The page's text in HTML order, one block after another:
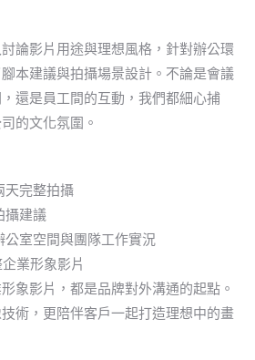
論影片用途與理想風格，針對辦公環
本建議與拍攝場景設計。不論是會議
還是員工間的互動，我們都細心捕
的文化氛圍。
天完整拍攝
攝建議
公室空間與團隊工作實況
業形象影片
象影片，都是品牌對外溝通的起點。
術，更陪伴客戶一起打造理想中的畫